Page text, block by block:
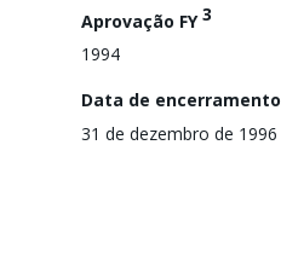
Aprovação FY3
1994
Data de encerramento
31 de dezembro de 1996